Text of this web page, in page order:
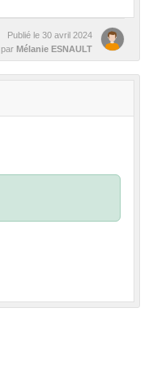
Publié le 30 avril 2024
par Mélanie ESNAULT